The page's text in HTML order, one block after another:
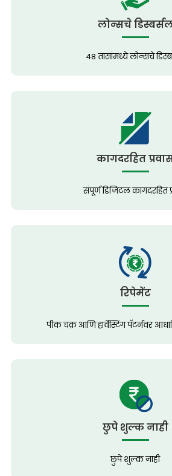
लोन्सचे
48 तासांमध्ये लोन्सचे
कागदरहित
संपूर्ण डिजिटल कागदरहित
रिपेमेंट
पीक चक्र आणि हार्वेस्टिंग पॅटर्नवर
छुपे शुल्क नाही
छुपे शुल्क नाही